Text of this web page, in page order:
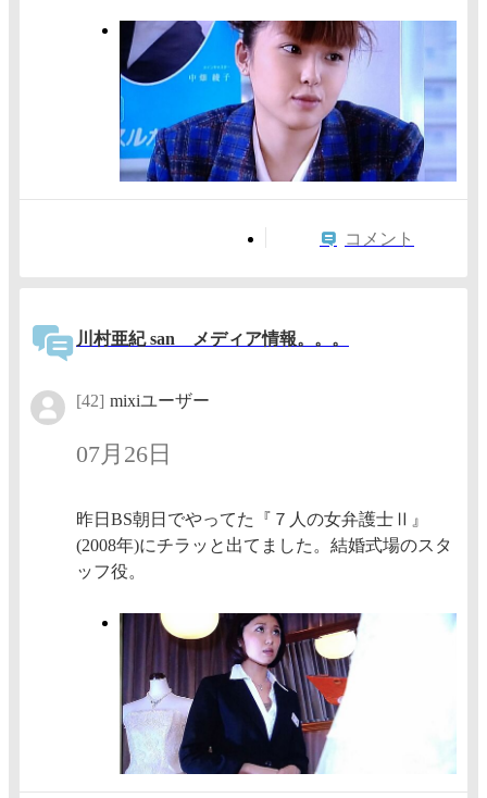
コメント
川村亜紀 san メディア情報。。。
[42] mixiユーザー
07月26日
昨日BS朝日でやってた『７人の女弁護士Ⅱ』
(2008年)にチラッと出てました。結婚式場のスタ
ッフ役。